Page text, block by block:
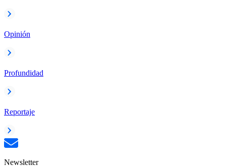
Opinión
Profundidad
Reportaje
Newsletter